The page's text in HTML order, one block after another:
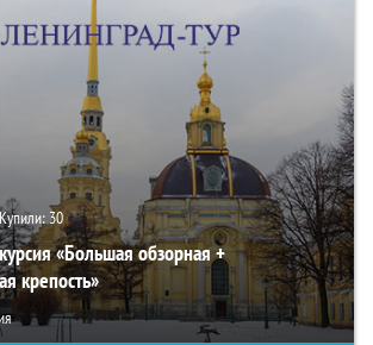
Купили: 30
«Большая обзорная +
крепость»